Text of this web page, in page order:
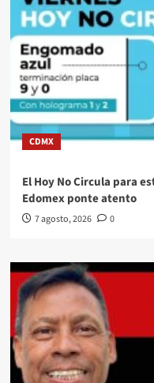
CDMX
El Hoy No Circula para
Edomex ponte atento
7 agosto, 2026 0